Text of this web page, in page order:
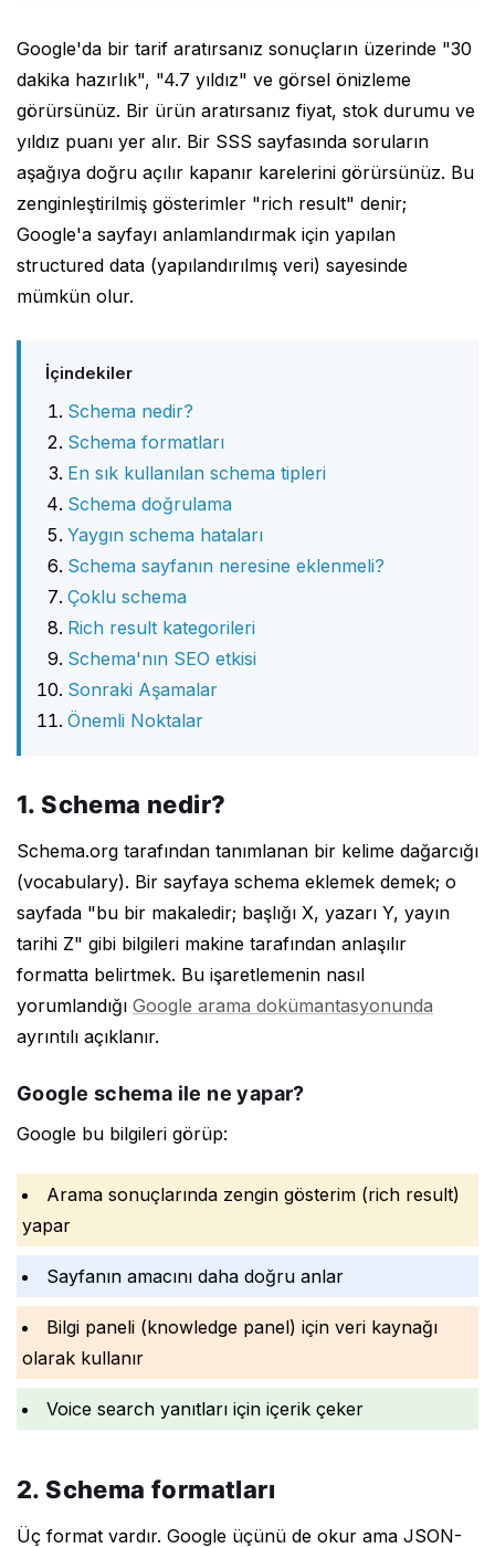
Google'da bir tarif aratırsanız sonuçların üzerinde "30
dakika hazırlık", "4.7 yıldız" ve görsel önizleme
görürsünüz. Bir ürün aratırsanız fiyat, stok durumu ve
yıldız puanı yer alır. Bir SSS sayfasında soruların
aşağıya doğru açılır kapanır karelerini görürsünüz. Bu
zenginleştirilmiş gösterimler "rich result" denir;
Google'a sayfayı anlamlandırmak için yapılan
structured data (yapılandırılmış veri) sayesinde
mümkün olur.
İçindekiler
Schema nedir?
Schema formatları
En sık kullanılan schema tipleri
Schema doğrulama
Yaygın schema hataları
Schema sayfanın neresine eklenmeli?
Çoklu schema
Rich result kategorileri
Schema'nın SEO etkisi
Sonraki Aşamalar
Önemli Noktalar
1. Schema nedir?
Schema.org tarafından tanımlanan bir kelime dağarcığı
(vocabulary). Bir sayfaya schema eklemek demek; o
sayfada "bu bir makaledir; başlığı X, yazarı Y, yayın
tarihi Z" gibi bilgileri makine tarafından anlaşılır
formatta belirtmek. Bu işaretlemenin nasıl
yorumlandığı Google arama dokümantasyonunda
ayrıntılı açıklanır.
Google schema ile ne yapar?
Google bu bilgileri görüp:
Arama sonuçlarında zengin gösterim (rich result)
yapar
Sayfanın amacını daha doğru anlar
Bilgi paneli (knowledge panel) için veri kaynağı
olarak kullanır
Voice search yanıtları için içerik çeker
2. Schema formatları
Üç format vardır. Google üçünü de okur ama JSON-